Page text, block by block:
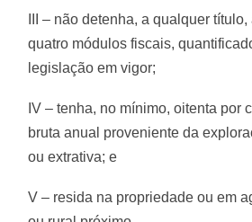
III – não detenha, a qualquer
quatro módulos fiscais,
legislação em vigor;
IV – tenha, no mínimo, oitenta por
bruta anual proveniente da
ou extrativa; e
V – resida na propriedade ou em